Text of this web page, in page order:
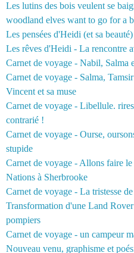
Les lutins des bois veulent se
woodland elves want to go for a
Les pensées d'Heidi (et sa beauté)
Les rêves d'Heidi - La rencontre
Carnet de voyage - Nabil, Salma
Carnet de voyage - Salma,
Vincent et sa muse
Carnet de voyage - Libellule.
contrarié !
Carnet de voyage - Ourse,
stupide
Carnet de voyage - Allons faire
Nations à Sherbrooke
Carnet de voyage - La tristesse
Transformation d'une Land
pompiers
Carnet de voyage - un campeur
Nouveau venu, graphisme et